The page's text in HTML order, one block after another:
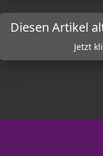
Diesen Artikel
Jetzt